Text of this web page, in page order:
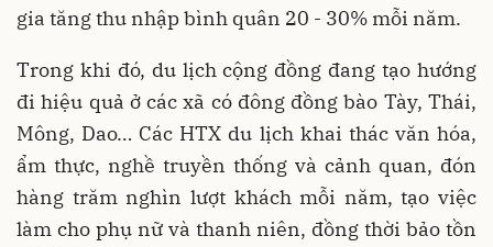
gia tăng thu nhập bình quân 20 - 30% mỗi năm.
Trong khi đó, du lịch cộng đồng đang tạo hướng
đi hiệu quả ở các xã có đông đồng bào Tày, Thái,
Mông, Dao… Các HTX du lịch khai thác văn hóa,
ẩm thực, nghề truyền thống và cảnh quan, đón
hàng trăm nghìn lượt khách mỗi năm, tạo việc
làm cho phụ nữ và thanh niên, đồng thời bảo tồn